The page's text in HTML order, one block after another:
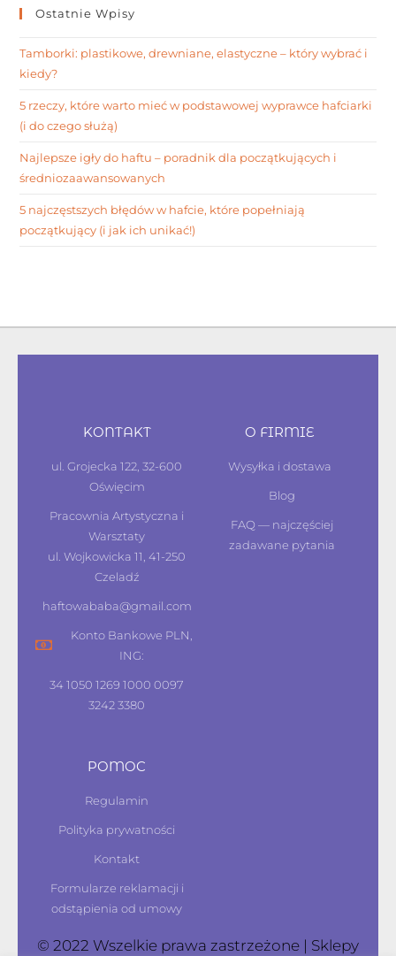
Ostatnie Wpisy
Tamborki: plastikowe, drewniane, elastyczne – który wybrać i
kiedy?
5 rzeczy, które warto mieć w podstawowej wyprawce hafciarki
(i do czego służą)
Najlepsze igły do haftu – poradnik dla początkujących i
średniozaawansowanych
5 najczęstszych błędów w hafcie, które popełniają
początkujący (i jak ich unikać!)
KONTAKT
ul. Grojecka 122, 32-600
Oświęcim
Pracownia Artystyczna i
Warsztaty
ul. Wojkowicka 11, 41-250
Czeladź
haftowababa@gmail.com
Konto Bankowe PLN,
ING:
34 1050 1269 1000 0097
3242 3380
O FIRMIE
Wysyłka i dostawa
Blog
FAQ — najczęściej
zadawane pytania
POMOC
Regulamin
Polityka prywatności
Kontakt
Formularze reklamacji i
odstąpienia od umowy
© 2022 Wszelkie prawa zastrzeżone | Sklepy